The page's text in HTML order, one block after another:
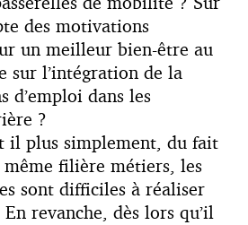
des motivations
un meilleur bien-être au
sur l’intégration de la
d’emploi dans les
?
il plus simplement, du fait
même filière métiers, les
sont difficiles à réaliser
revanche, dès lors qu’il